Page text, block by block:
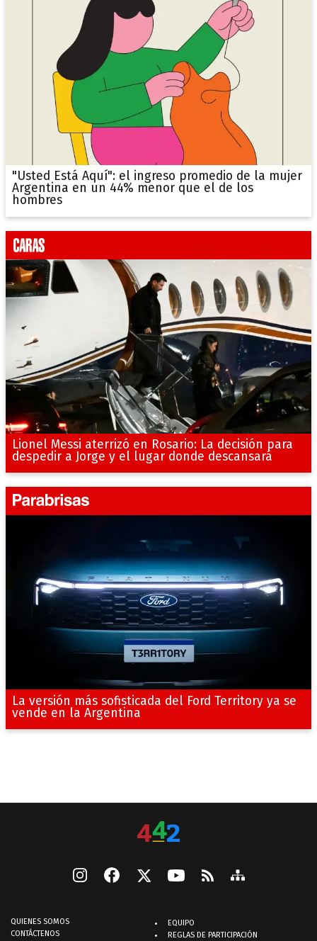
"Usted Está Aquí": el ingreso promedio de la mujer
Argentina en un 44% menor que el de los
hombres
Lionel Messi aterrizó en Rosario: La decisión para
despedir a Jorge y el lugar donde descansará
La versión más sofisticada del Ford Territory ya se
vende en la Argentina
QUIENES SOMOS
CONTÁCTENOS
EQUIPO
REGLAS DE PARTICIPACIÓN